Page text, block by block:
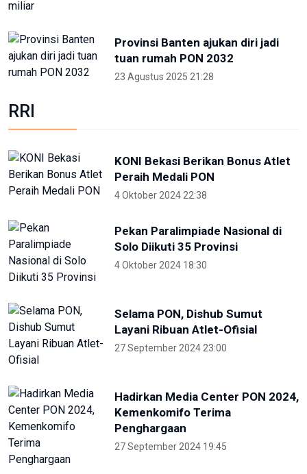
tuan rumah PON 2032
23 Agustus 2025 21:28
Peraih Medali PON
4 Oktober 2024 22:38
Solo Diikuti 35 Provinsi
4 Oktober 2024 18:30
Layani Ribuan Atlet-Ofisial
27 September 2024 23:00
Kemenkomifo Terima
Penghargaan
27 September 2024 19:45